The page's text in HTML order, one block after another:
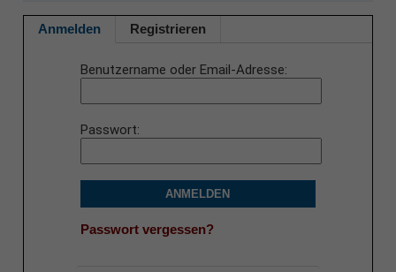
Anmelden Registrieren
Benutzername oder Email-Adresse
Passwort
ANMELDEN
Passwort vergessen?